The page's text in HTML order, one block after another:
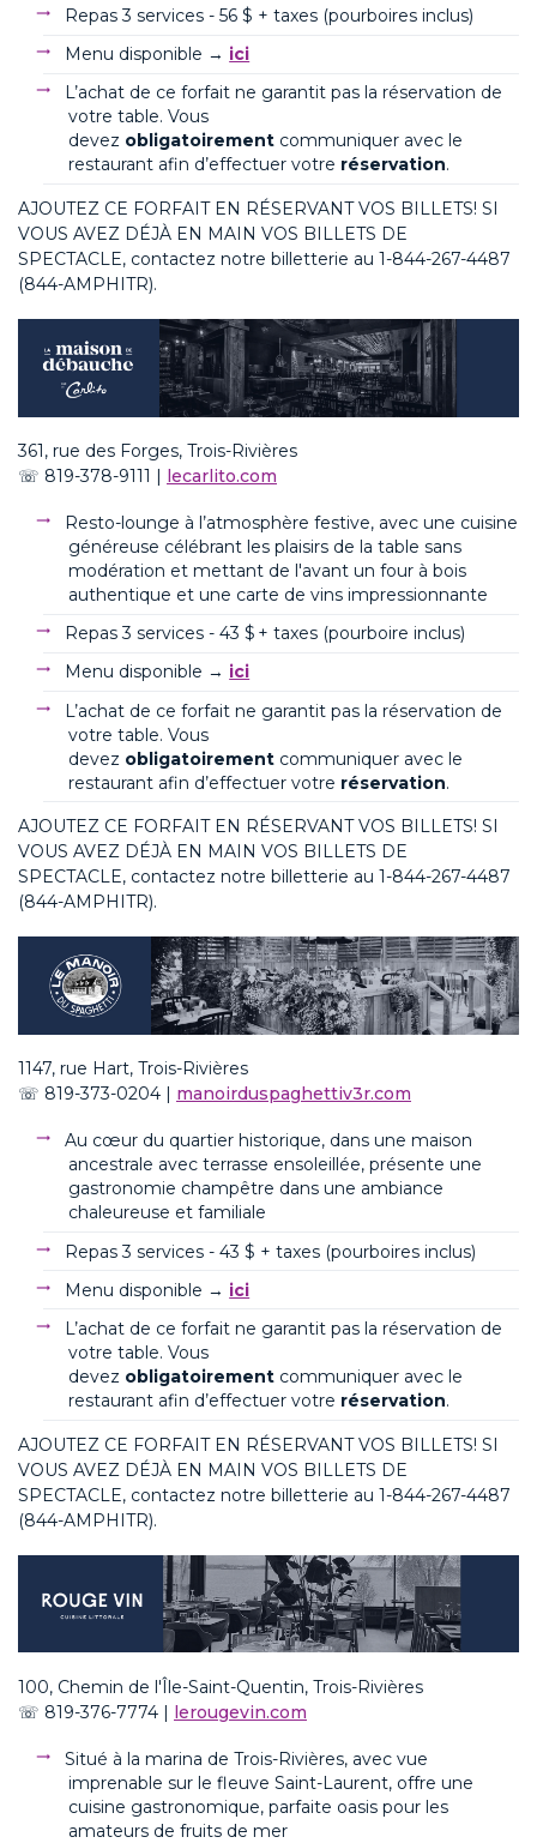
Repas 3 services - 56 $ + taxes (pourboires inclus)
Menu disponible → ici
L’achat de ce forfait ne garantit pas la réservation de
votre table. Vous
devez obligatoirement communiquer avec le
restaurant afin d’effectuer votre réservation.
AJOUTEZ CE FORFAIT EN RÉSERVANT VOS BILLETS! SI
VOUS AVEZ DÉJÀ EN MAIN VOS BILLETS DE
SPECTACLE, contactez notre billetterie au 1-844-267-4487
(844-AMPHITR).
361, rue des Forges, Trois-Rivières
☏ 819-378-9111 | lecarlito.com
Resto-lounge à l’atmosphère festive, avec une cuisine
généreuse célébrant les plaisirs de la table sans
modération et mettant de l'avant un four à bois
authentique et une carte de vins impressionnante
Repas 3 services - 43 $ + taxes (pourboire inclus)
Menu disponible → ici
L’achat de ce forfait ne garantit pas la réservation de
votre table. Vous
devez obligatoirement communiquer avec le
restaurant afin d’effectuer votre réservation.
AJOUTEZ CE FORFAIT EN RÉSERVANT VOS BILLETS! SI
VOUS AVEZ DÉJÀ EN MAIN VOS BILLETS DE
SPECTACLE, contactez notre billetterie au 1-844-267-4487
(844-AMPHITR).
1147, rue Hart, Trois-Rivières
☏ 819-373-0204 | manoirduspaghettiv3r.com
Au cœur du quartier historique, dans une maison
ancestrale avec terrasse ensoleillée, présente une
gastronomie champêtre dans une ambiance
chaleureuse et familiale
Repas 3 services - 43 $ + taxes (pourboires inclus)
Menu disponible → ici
L’achat de ce forfait ne garantit pas la réservation de
votre table. Vous
devez obligatoirement communiquer avec le
restaurant afin d’effectuer votre réservation.
AJOUTEZ CE FORFAIT EN RÉSERVANT VOS BILLETS! SI
VOUS AVEZ DÉJÀ EN MAIN VOS BILLETS DE
SPECTACLE, contactez notre billetterie au 1-844-267-4487
(844-AMPHITR).
100, Chemin de l'Île-Saint-Quentin, Trois-Rivières
☏ 819-376-7774 | lerougevin.com
Situé à la marina de Trois-Rivières, avec vue
imprenable sur le fleuve Saint-Laurent, offre une
cuisine gastronomique, parfaite oasis pour les
amateurs de fruits de mer